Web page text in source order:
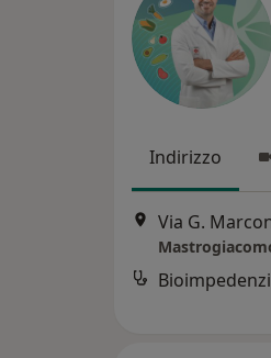
Indirizzo
Via G.